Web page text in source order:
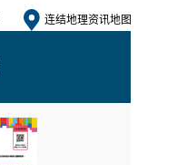
连结地理资讯地图